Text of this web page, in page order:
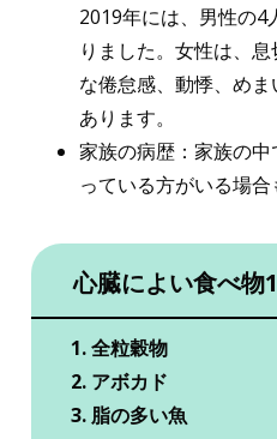
2019年には、男性の4
りました。女性は、
な倦怠感、動悸、め
あります。
家族の病歴：家族の
っている方がいる場合
心臓によい食べ物
全粒穀物
アボカド
脂の多い魚